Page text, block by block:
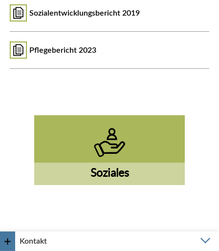
Sozialentwicklungsbericht 2019
Pflegebericht 2023
Soziales
Kontakt